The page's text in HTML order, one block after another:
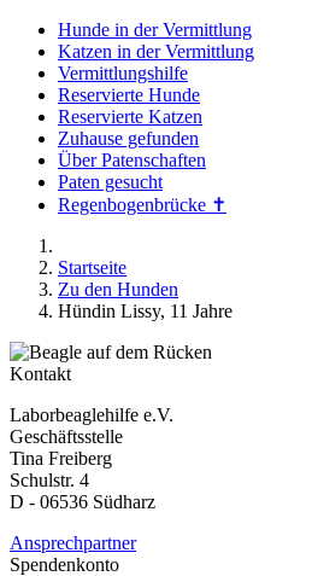
Hunde in der Vermittlung
Katzen in der Vermittlung
Vermittlungshilfe
Reservierte Hunde
Reservierte Katzen
Zuhause gefunden
Über Patenschaften
Paten gesucht
Regenbogenbrücke ✝
Startseite
Zu den Hunden
Hündin Lissy, 11 Jahre
Kontakt
Laborbeaglehilfe e.V.
Geschäftsstelle
Tina Freiberg
Schulstr. 4
D - 06536 Südharz
Ansprechpartner
Spendenkonto